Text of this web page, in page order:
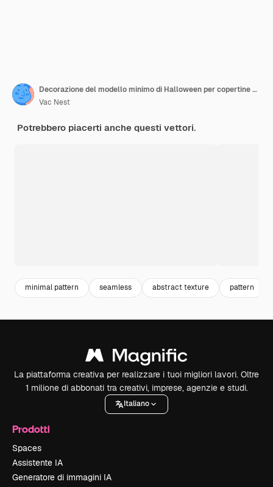
Decorazione del modello minimo di Halloween per copertine di libri e sfondi Decorazione del modello dell'elemento spettrale di Halloween con pipistrelli e fantasmi spaventosi Vettore del modello senza cuciture di Halloween su sfondo viola
Vac Nest
Potrebbero piacerti anche questi vettori.
minimal pattern seamless abstract texture pattern
La piattaforma creativa per realizzare i tuoi migliori lavori. Oltre
1 milione di abbonati tra creativi, imprese, agenzie e studi.
Italiano
Prodotti
Spaces
Assistente IA
Generatore di immagini IA